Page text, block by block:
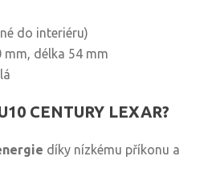
do interiéru)
mm, délka 54 mm
CENTURY LEXAR?
díky nízkému příkonu a